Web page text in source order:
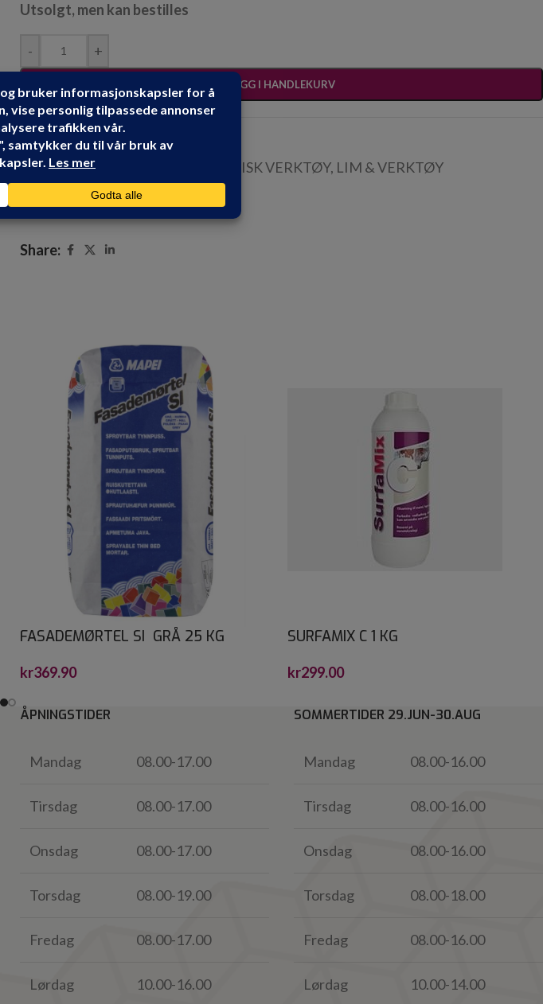
Utsolgt, men kan bestilles
- +
LEGG I HANDLEKURV
Produktnummer:103927
Kategorier:
ELEKTRISK VERKTØY, LIM & VERKTØY
HIKOKI
Share:
FASADEMØRTEL SI GRÅ 25 KG
kr369.90
SURFAMIX C 1 KG
kr299.00
ÅPNINGSTIDER
Mandag 08.00-17.00
Tirsdag 08.00-17.00
Onsdag 08.00-17.00
Torsdag 08.00-19.00
Fredag 08.00-17.00
Lørdag 10.00-16.00
SOMMERTIDER 29.JUN-30.AUG
Mandag 08.00-16.00
Tirsdag 08.00-16.00
Onsdag 08.00-16.00
Torsdag 08.00-18.00
Fredag 08.00-16.00
Lørdag 10.00-14.00